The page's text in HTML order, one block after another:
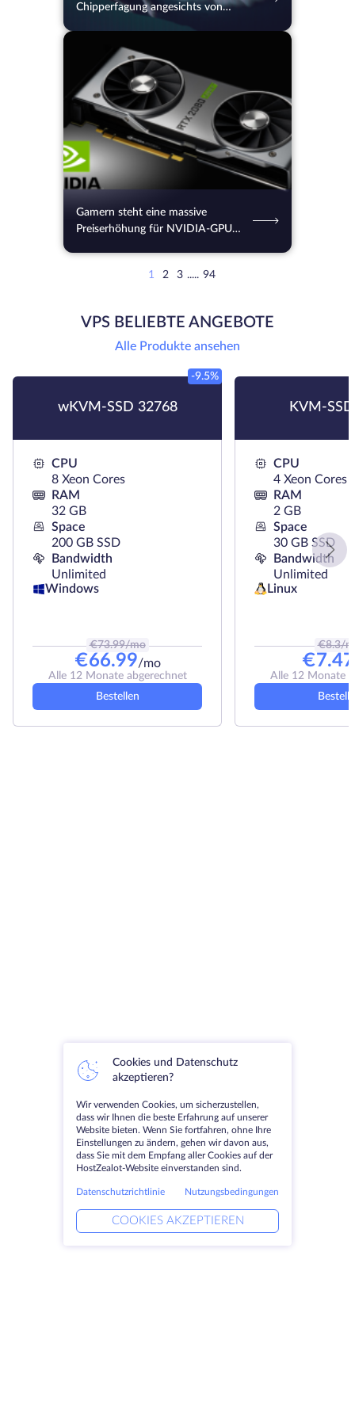
Chipperfagung angesichts von
31.07.2026
Gamern steht eine massive
Preiserhöhung für NVIDIA-GPUs
1 2 3 ..... 94
VPS BELIEBTE ANGEBOTE
Alle Produkte ansehen
wKVM-SSD 32768
-9.5%
CPU
8 Xeon Cores
RAM
32 GB
Space
200 GB SSD
Bandwidth
Unlimited
Windows
€73.99/mo
€66.99/mo
Alle 12 Monate abgerechnet
Bestellen
KVM-
CPU
4 Xeon Cores
RAM
2 GB
Space
30 GB SSD
Bandwidth
Unlimited
Linux
€8.3/
€7.47
Alle 12 Monate
Cookies und Datenschutz
akzeptieren?
Wir verwenden Cookies, um sicherzustellen,
dass wir Ihnen die beste Erfahrung auf unserer
Website bieten. Wenn Sie fortfahren, ohne Ihre
Einstellungen zu ändern, gehen wir davon aus,
dass Sie mit dem Empfang aller Cookies auf der
HostZealot-Website einverstanden sind.
Datenschutzrichtlinie Nutzungsbedingungen
COOKIES AKZEPTIEREN